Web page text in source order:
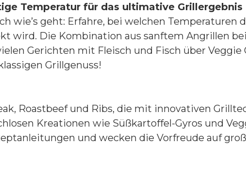
Temperatur für das ultimative Grillergebnis
wie’s geht: Erfahre, bei welchen
wird. Die Kombination aus sanftem Angrillen
Gerichten mit Fleisch und Fisch über
Grillgenuss!
Roastbeef und Ribs, die mit innovativen
Kreationen wie Süßkartoffel-Gyros und
und wecken die Vorfreude auf